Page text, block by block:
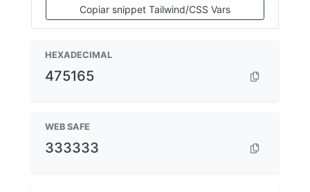
Copiar snippet Tailwind/CSS Vars
HEXADECIMAL
475165
WEB SAFE
333333